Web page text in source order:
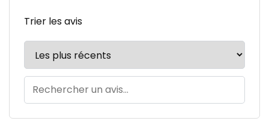
Trier les avis